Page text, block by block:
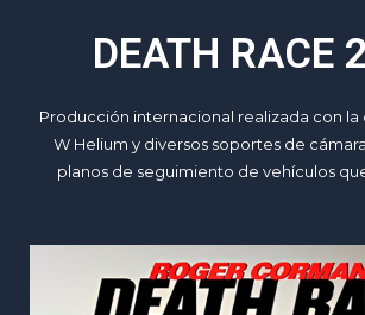
DEATH RACE
Producción internacional realizada con la
W Helium y diversos soportes de
planos de seguimiento de vehículos